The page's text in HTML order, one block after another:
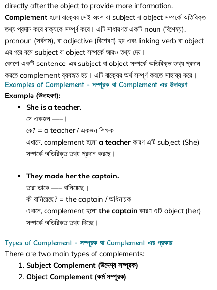
directly after the object to provide more information.
Complement হলো বাক্যের সেই অংশ যা subject বা object সম্পর্কে অতিরিক্ত
তথ্য প্রদান করে বাক্যকে সম্পূর্ণ করে। এটি সাধারণত একটি noun (বিশেষ্য),
pronoun (সর্বনাম), বা adjective (বিশেষণ) হয় এবং linking verb বা object
এর পরে বসে subject বা object সম্পর্কে আরও তথ্য দেয়।
কোনো একটি sentence-এর subject বা object সম্পর্কে অতিরিক্ত তথ্য প্রদান
করতে complement ব্যবহৃত হয়। এটি বাক্যের অর্থ সম্পূর্ণ করতে সাহায্য করে।
Examples of Complement - সম্পূরক বা Complement এর উদাহরণ
Example (উদাহরণ):
She is a teacher.
সে একজন —–।
কে? = a teacher / একজন শিক্ষক
এখানে, complement হলো a teacherকারণ এটি subject (She)
সম্পর্কে অতিরিক্ত তথ্য প্রদান করছে।
They made her the captain.
তারা তাকে —– বানিয়েছে।
কী বানিয়েছে? = the captain / অধিনায়ক
এখানে, complement হলো the captain কারণ এটি object (her)
সম্পর্কে অতিরিক্ত তথ্য দিচ্ছে।
Types of Complement - সম্পূরক বা Complement এর প্রকার
There are two main types of complements:
Subject Complement (উদ্দেশ্য সম্পূরক)
Object Complement (কর্ম সম্পূরক)